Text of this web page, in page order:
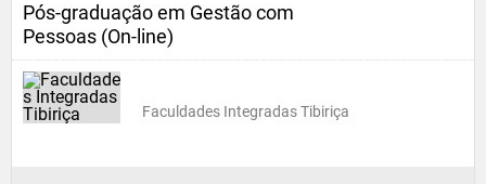
Pós-graduação em Gestão com
Pessoas (On-line)
Faculdades Integradas Tibiriça